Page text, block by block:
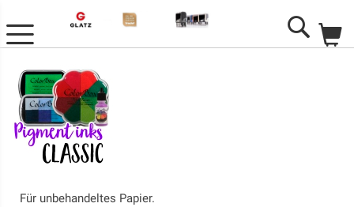
Search
Für unbehandeltes Papier.